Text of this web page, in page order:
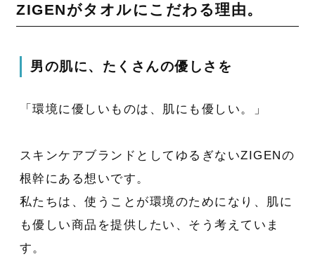
ZIGENがタオルにこだわる理由。
男の肌に、たくさんの優しさを
「環境に優しいものは、肌にも優しい。」
スキンケアブランドとしてゆるぎないZIGENの
根幹にある想いです。
私たちは、使うことが環境のためになり、肌に
も優しい商品を提供したい、そう考えていま
す。